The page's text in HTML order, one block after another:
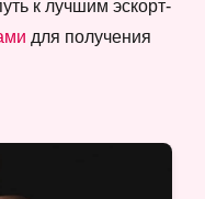
к лучшим эскорт-
для получения